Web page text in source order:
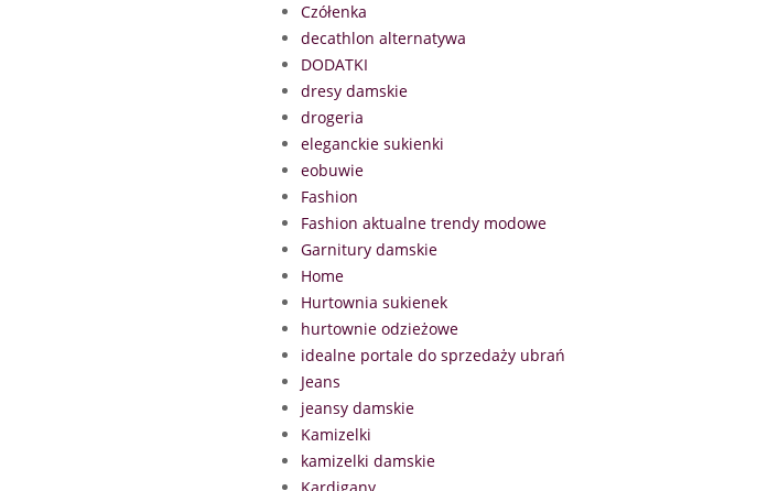
Czółenka
decathlon alternatywa
DODATKI
dresy damskie
drogeria
eleganckie sukienki
eobuwie
Fashion
Fashion aktualne trendy modowe
Garnitury damskie
Home
Hurtownia sukienek
hurtownie odzieżowe
idealne portale do sprzedaży ubrań
Jeans
jeansy damskie
Kamizelki
kamizelki damskie